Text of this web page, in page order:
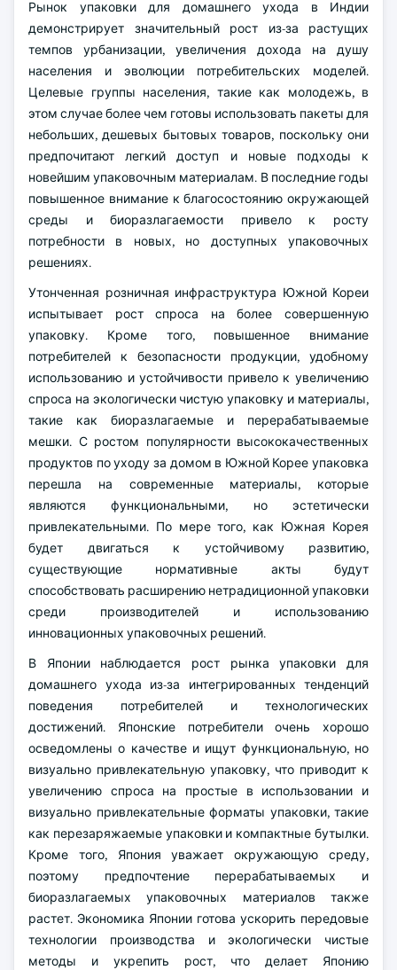
Рынок упаковки для домашнего ухода в Индии
демонстрирует значительный рост из-за растущих
темпов урбанизации, увеличения дохода на душу
населения и эволюции потребительских моделей.
Целевые группы населения, такие как молодежь, в
этом случае более чем готовы использовать пакеты для
небольших, дешевых бытовых товаров, поскольку они
предпочитают легкий доступ и новые подходы к
новейшим упаковочным материалам. В последние годы
повышенное внимание к благосостоянию окружающей
среды и биоразлагаемости привело к росту
потребности в новых, но доступных упаковочных
решениях.
Утонченная розничная инфраструктура Южной Кореи
испытывает рост спроса на более совершенную
упаковку. Кроме того, повышенное внимание
потребителей к безопасности продукции, удобному
использованию и устойчивости привело к увеличению
спроса на экологически чистую упаковку и материалы,
такие как биоразлагаемые и перерабатываемые
мешки. С ростом популярности высококачественных
продуктов по уходу за домом в Южной Корее упаковка
перешла на современные материалы, которые
являются функциональными, но эстетически
привлекательными. По мере того, как Южная Корея
будет двигаться к устойчивому развитию,
существующие нормативные акты будут
способствовать расширению нетрадиционной упаковки
среди производителей и использованию
инновационных упаковочных решений.
В Японии наблюдается рост рынка упаковки для
домашнего ухода из-за интегрированных тенденций
поведения потребителей и технологических
достижений. Японские потребители очень хорошо
осведомлены о качестве и ищут функциональную, но
визуально привлекательную упаковку, что приводит к
увеличению спроса на простые в использовании и
визуально привлекательные форматы упаковки, такие
как перезаряжаемые упаковки и компактные бутылки.
Кроме того, Япония уважает окружающую среду,
поэтому предпочтение перерабатываемых и
биоразлагаемых упаковочных материалов также
растет. Экономика Японии готова ускорить передовые
технологии производства и экологически чистые
методы и укрепить рост, что делает Японию